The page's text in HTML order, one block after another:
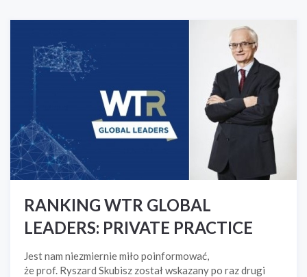
RANKING WTR GLOBAL
LEADERS: PRIVATE PRACTICE
Jest nam niezmiernie miło poinformować,
że prof. Ryszard Skubisz został wskazany po raz drugi